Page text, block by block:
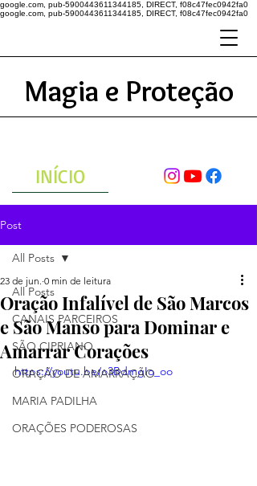
google.com, pub-5900443611344185, DIRECT, f08c47fec0942fa0
google.com, pub-5900443611344185, DIRECT, f08c47fec0942fa0
Magia e Proteção
INÍCIO
Post
All Posts
CANAIS PARCEIROS
SÃO CIPRIANO
ORAÇÃO DE AMARRAÇÃO
MARIA PADILHA
ORAÇÕES PODEROSAS
All Posts
Oração Infalível de São Marcos
e São Manso para Dominar e
Amarrar Corações
23 de jun. 0 min de leitura
https://youtu.be/o3BdmgIo_oo